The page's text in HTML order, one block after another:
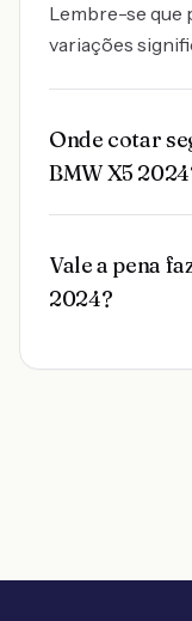
Lembre-se que
variações
Onde cotar
BMW X5
Vale a pena
2024?